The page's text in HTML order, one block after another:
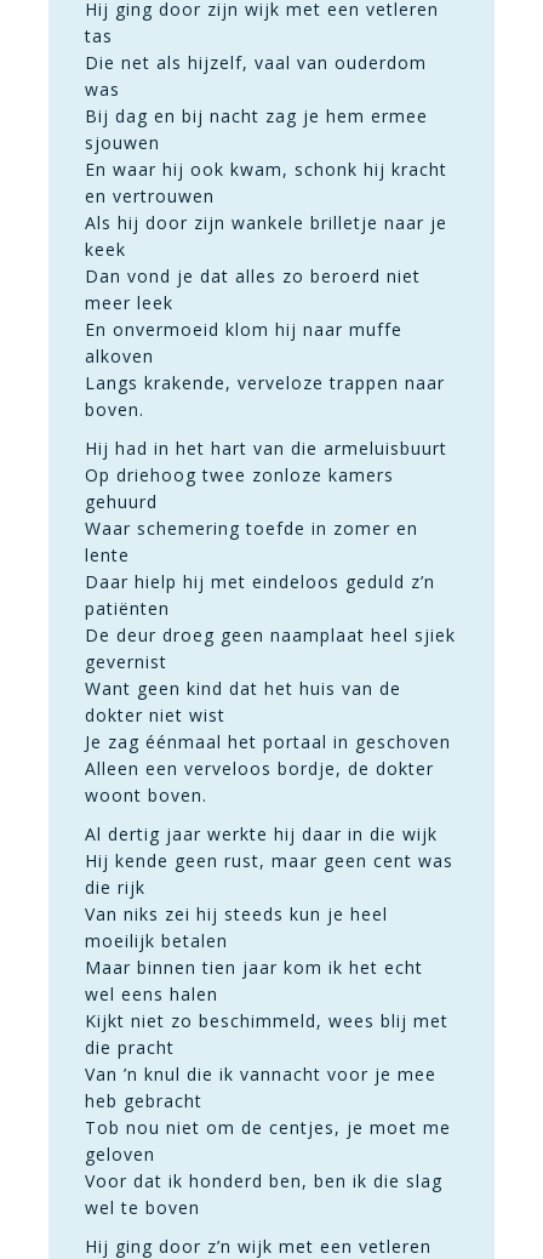
Hij ging door zijn wijk met een vetleren
tas
Die net als hijzelf, vaal van ouderdom
was
Bij dag en bij nacht zag je hem ermee
sjouwen
En waar hij ook kwam, schonk hij kracht
en vertrouwen
Als hij door zijn wankele brilletje naar je
keek
Dan vond je dat alles zo beroerd niet
meer leek
En onvermoeid klom hij naar muffe
alkoven
Langs krakende, verveloze trappen naar
boven.
Hij had in het hart van die armeluisbuurt
Op driehoog twee zonloze kamers
gehuurd
Waar schemering toefde in zomer en
lente
Daar hielp hij met eindeloos geduld z’n
patiënten
De deur droeg geen naamplaat heel sjiek
gevernist
Want geen kind dat het huis van de
dokter niet wist
Je zag éénmaal het portaal in geschoven
Alleen een verveloos bordje, de dokter
woont boven.
Al dertig jaar werkte hij daar in die wijk
Hij kende geen rust, maar geen cent was
die rijk
Van niks zei hij steeds kun je heel
moeilijk betalen
Maar binnen tien jaar kom ik het echt
wel eens halen
Kijkt niet zo beschimmeld, wees blij met
die pracht
Van ’n knul die ik vannacht voor je mee
heb gebracht
Tob nou niet om de centjes, je moet me
geloven
Voor dat ik honderd ben, ben ik die slag
wel te boven
Hij ging door z’n wijk met een vetleren